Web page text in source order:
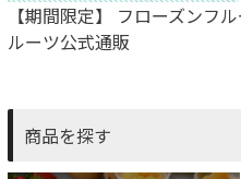
【期間限定】 フローズンフ
ルーツ公式通販
商品を探す